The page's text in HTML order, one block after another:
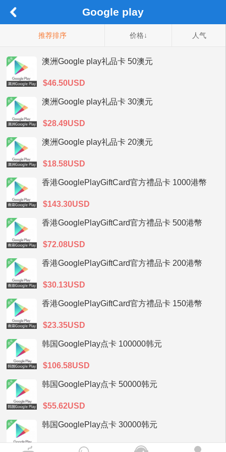
Google play
推荐排序 价格↓ 人气
澳洲Google play礼品卡 50澳元
$46.50USD
澳洲Google play礼品卡 30澳元
$28.49USD
澳洲Google play礼品卡 20澳元
$18.58USD
香港GooglePlayGiftCard官方禮品卡 1000港幣
$143.30USD
香港GooglePlayGiftCard官方禮品卡 500港幣
$72.08USD
香港GooglePlayGiftCard官方禮品卡 200港幣
$30.13USD
香港GooglePlayGiftCard官方禮品卡 150港幣
$23.35USD
韩国GooglePlay点卡 100000韩元
$106.58USD
韩国GooglePlay点卡 50000韩元
$55.62USD
韩国GooglePlay点卡 30000韩元
$34.39USD